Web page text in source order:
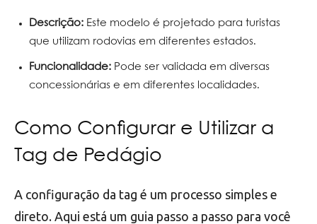
Descrição: Este modelo é projetado para turistas
que utilizam rodovias em diferentes estados.
Funcionalidade: Pode ser validada em diversas
concessionárias e em diferentes localidades.
Como Configurar e Utilizar a
Tag de Pedágio
A configuração da tag é um processo simples e
direto. Aqui está um guia passo a passo para você